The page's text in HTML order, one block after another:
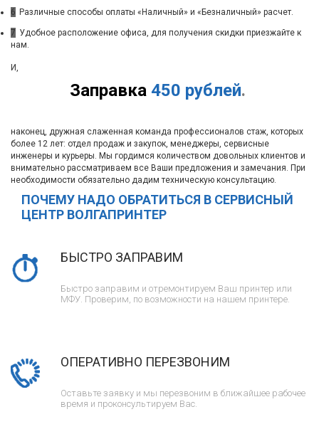
6 Различные способы оплаты «Наличный» и «Безналичный» расчет.
7 Удобное расположение офиса, для получения скидки приезжайте к
нам.
Заправка 450 рублей.
И,
наконец, дружная слаженная команда профессионалов стаж, которых
более 12 лет: отдел продаж и закупок, менеджеры, сервисные
инженеры и курьеры. Мы гордимся количеством довольных клиентов и
внимательно рассматриваем все Ваши предложения и замечания. При
необходимости обязательно дадим техническую консультацию.
ПОЧЕМУ НАДО ОБРАТИТЬСЯ В СЕРВИСНЫЙ
ЦЕНТР ВОЛГАПРИНТЕР
БЫСТРО ЗАПРАВИМ
Быстро заправим и отремонтируем Ваш принтер или
МФУ. Проверим, по возможности на нашем принтере.
ОПЕРАТИВНО ПЕРЕЗВОНИМ
Оставьте заявку и мы перезвоним в ближайшее рабочее
время и проконсультируем Вас.